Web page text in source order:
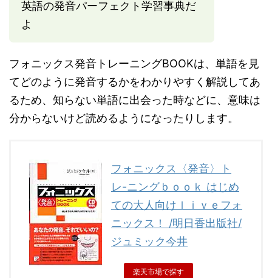
英語の発音パーフェクト学習事典だ
よ
フォニックス発音トレーニングBOOKは、単語を見
てどのように発音するかをわかりやすく解説してあ
るため、知らない単語に出会った時などに、意味は
分からないけど読めるようになったりします。
フォニックス〈発音〉ト
レ-ニングｂｏｏｋ はじめ
ての大人向けｌｉｖｅフォ
ニックス！ /明日香出版社/
ジュミック今井
楽天市場で探す